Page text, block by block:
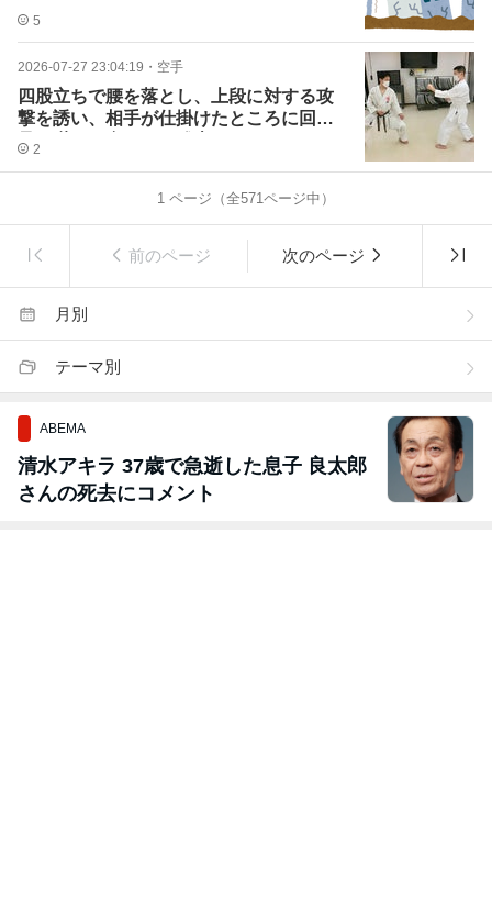
5
2026-07-27 23:04:19 ・ 空手
四股立ちで腰を落とし、上段に対する攻
撃を誘い、相手が仕掛けたところに回転
足刀蹴りを合わせる稽古
2
1 ページ（全571ページ中）
前のページ 次のページ
月別
テーマ別
ABEMA
清水アキラ 37歳で急逝した息子 良太郎
さんの死去にコメント